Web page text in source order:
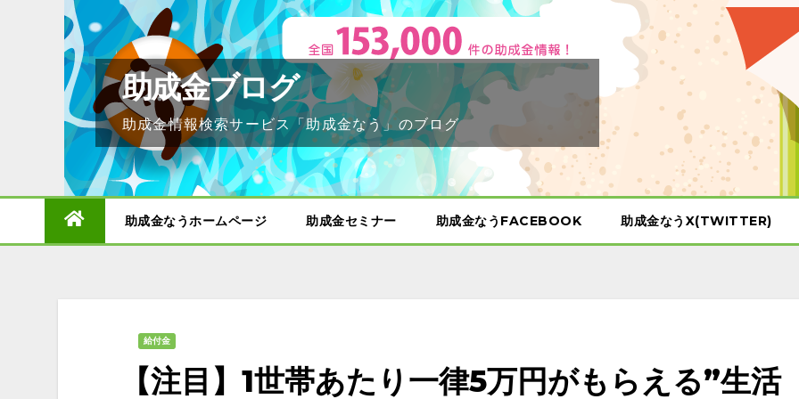
助成金ブログ
助成金情報検索サービス「助成金なう」のブログ
助成金なうホームページ 助成金セミナー 助成金なうFACEBOOK 助成金なうX(TWITTER)
給付金
【注目】1世帯あたり一律5万円がもらえる”生活